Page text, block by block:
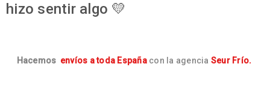
hizo sentir algo 💛
Hacemos envíos a toda Españacon la agencia Seur Frío.